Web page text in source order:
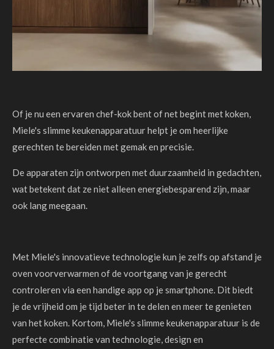
Of je nu een ervaren chef-kok bent of net begint met koken,
Miele's slimme keukenapparatuur helpt je om heerlijke
gerechten te bereiden met gemak en precisie.
De apparaten zijn ontworpen met duurzaamheid in gedachten,
wat betekent dat ze niet alleen energiebesparend zijn, maar
ook lang meegaan.
Met Miele's innovatieve technologie kun je zelfs op afstand je
oven voorverwarmen of de voortgang van je gerecht
controleren via een handige app op je smartphone. Dit biedt
je de vrijheid om je tijd beter in te delen en meer te genieten
van het koken. Kortom, Miele's slimme keukenapparatuur is de
perfecte combinatie van technologie, design en